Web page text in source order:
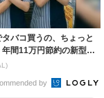
タバコ買うの、ちょっと
間11万円節約の新型タ
by